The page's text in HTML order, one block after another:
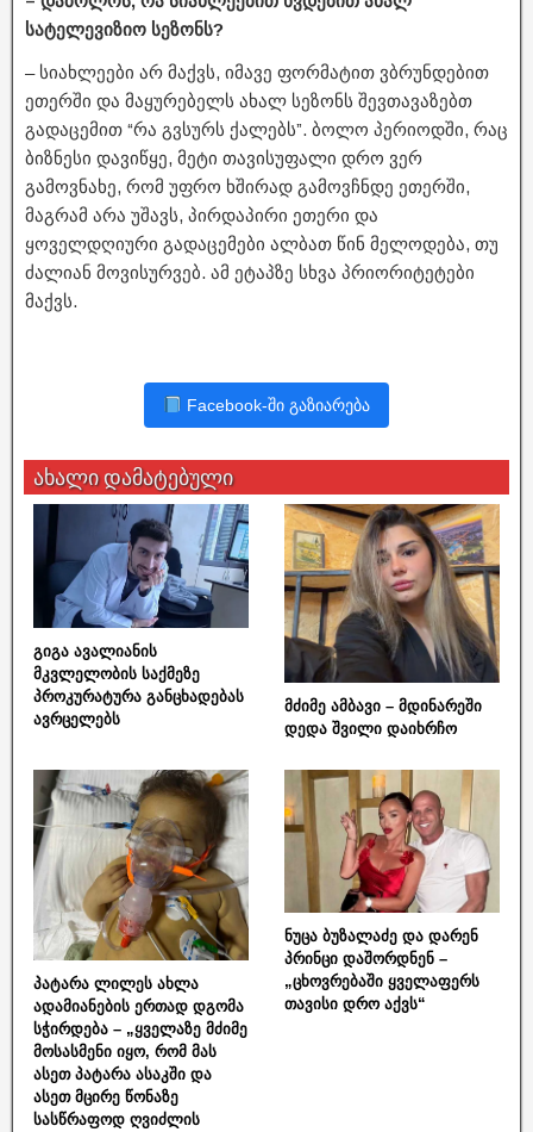
სატელევიზიო სეზონს?
– სიახლეები არ მაქვს, იმავე ფორმატით ვბრუნდებით
ეთერში და მაყურებელს ახალ სეზონს შევთავაზებთ
გადაცემით “რა გვსურს ქალებს”. ბოლო პერიოდში, რაც
ბიზნესი დავიწყე, მეტი თავისუფალი დრო ვერ
გამოვნახე, რომ უფრო ხშირად გამოვჩნდე ეთერში,
მაგრამ არა უშავს, პირდაპირი ეთერი და
ყოველდღიური გადაცემები ალბათ წინ მელოდება, თუ
ძალიან მოვისურვებ. ამ ეტაპზე სხვა პრიორიტეტები
მაქვს.
Facebook-ში გაზიარება
ახალი დამატებული
გიგა ავალიანის
მკვლელობის საქმეზე
პროკურატურა განცხადებას
ავრცელებს
მძიმე ამბავი – მდინარეში
დედა შვილი დაიხრჩო
პატარა ლილეს ახლა
ადამიანების ერთად დგომა
სჭირდება – „ყველაზე მძიმე
მოსასმენი იყო, რომ მას
ასეთ პატარა ასაკში და
ასეთ მცირე წონაზე
სასწრაფოდ ღვიძლის
ნუცა ბუზალაძე და დარენ
პრინცი დაშორდნენ –
„ცხოვრებაში ყველაფერს
თავისი დრო აქვს“